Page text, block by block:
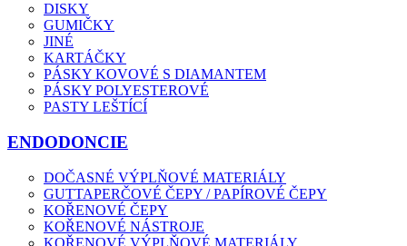
DISKY
GUMIČKY
JINÉ
KARTÁČKY
PÁSKY KOVOVÉ S DIAMANTEM
PÁSKY POLYESTEROVÉ
PASTY LEŠTÍCÍ
ENDODONCIE
DOČASNÉ VÝPLŇOVÉ MATERIÁLY
GUTTAPERČOVÉ ČEPY / PAPÍROVÉ ČEPY
KOŘENOVÉ ČEPY
KOŘENOVÉ NÁSTROJE
KOŘENOVÉ VÝPLŇOVÉ MATERIÁLY